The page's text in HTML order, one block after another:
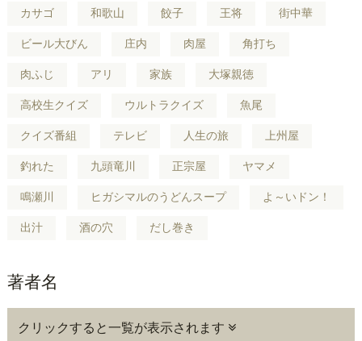
カサゴ 和歌山 餃子 王将 街中華
ビール大びん 庄内 肉屋 角打ち
肉ふじ アリ 家族 大塚親徳
高校生クイズ ウルトラクイズ 魚尾
クイズ番組 テレビ 人生の旅 上州屋
釣れた 九頭竜川 正宗屋 ヤマメ
鳴瀬川 ヒガシマルのうどんスープ よ～いドン！
出汁 酒の穴 だし巻き
著者名
クリックすると一覧が表示されます